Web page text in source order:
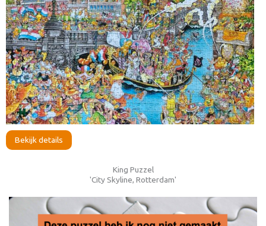
Bekijk details
King Puzzel
'City Skyline, Rotterdam'